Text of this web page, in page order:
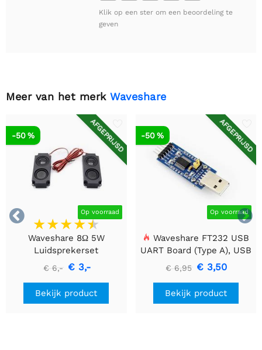
Klik op een ster om een beoordeling te
geven
Meer van het merk Waveshare


AFGEPRIJSD
Op voorraad
-50 %
Waveshare 8Ω 5W
Luidsprekerset
€ 6,- € 3,-
Bekijk product
AFGEPRIJSD
Op voorraad
-50 %
Waveshare FT232 USB
UART Board (Type A), USB
naar TTL (UART)
Communicatiemodule
€ 6,95 € 3,50
Bekijk product